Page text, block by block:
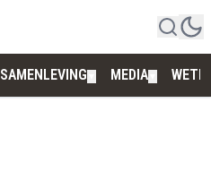
SAMENLEVING MEDIA